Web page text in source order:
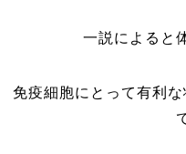
一説によると
免疫細胞にとって有利